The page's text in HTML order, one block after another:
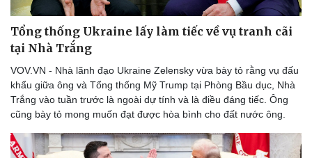
Tổng thống Ukraine lấy làm tiếc về vụ tranh cãi
tại Nhà Trắng
VOV.VN - Nhà lãnh đạo Ukraine Zelensky vừa bày tỏ rằng vụ đấu
khẩu giữa ông và Tổng thống Mỹ Trump tại Phòng Bầu dục, Nhà
Trắng vào tuần trước là ngoài dự tính và là điều đáng tiếc. Ông
cũng bày tỏ mong muốn đạt được hòa bình cho đất nước ông.